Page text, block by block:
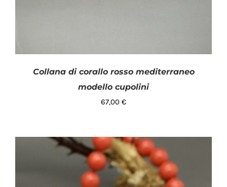
Collana di corallo rosso mediterraneo
modello cupolini
67,00 €